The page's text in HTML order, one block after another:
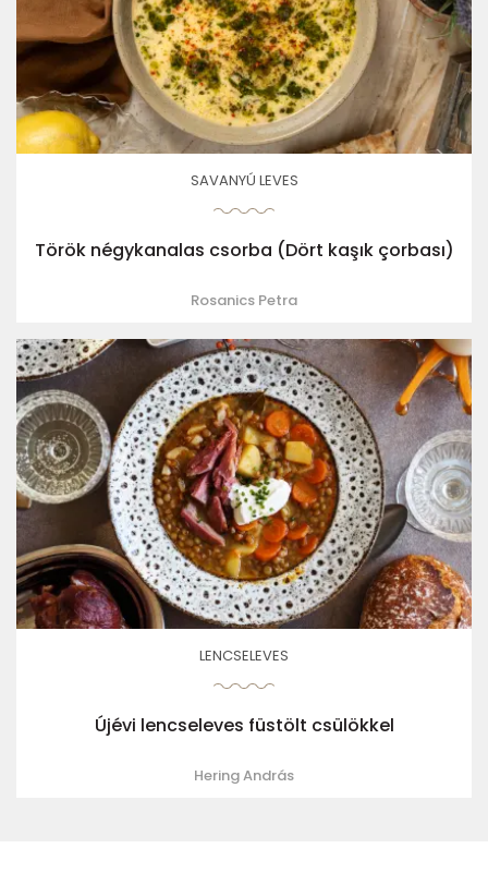
SAVANYÚ LEVES
Török négykanalas csorba (Dört kaşık çorbası)
Rosanics Petra
LENCSELEVES
Újévi lencseleves füstölt csülökkel
Hering András